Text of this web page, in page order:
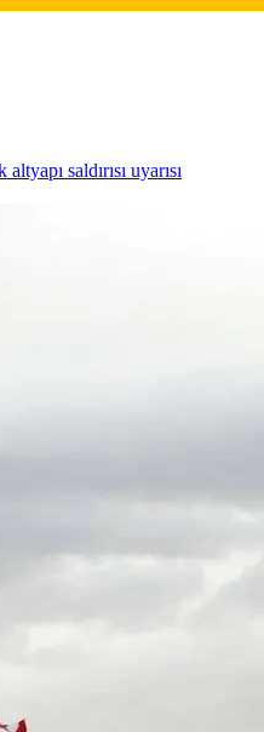
saldırısı uyarısı